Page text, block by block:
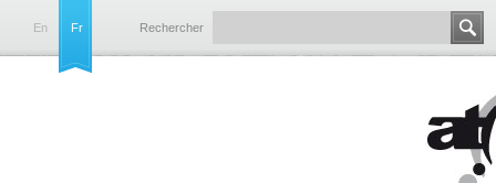
En Fr Rechercher